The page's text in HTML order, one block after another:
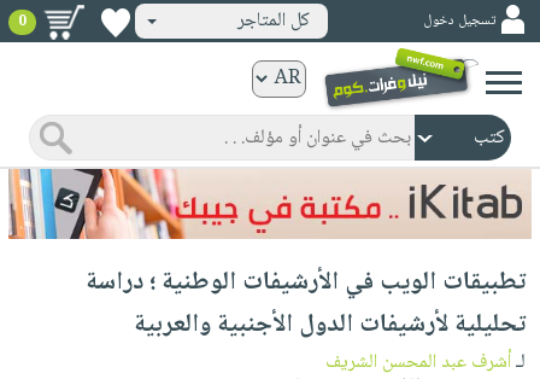
ورقية
المواضيع
صدر
حديثاً
الأكثر
مبيعاً
جوائز
شحن
كتب
الكترونية
الرئيسية
صدر
حديثاً
كتب
صوتية
تسجيل دخول كل المتاجر 0
تطبيقات الويب في الأرشيفات الوطنية ؛ دراسة
تحليلية لأرشيفات الدول الأجنبية والعربية
لـأشرف عبد المحسن الشريف